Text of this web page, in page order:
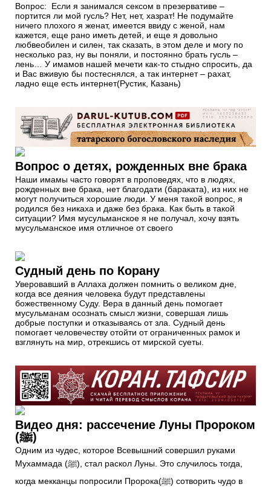
Вопрос: Если я занимался сексом в презервативе –
портится ли мой гусль? Нет, нет, хазрат! Не подумайте
ничего плохого я женат, имеется ввиду с женой, нам
кажется, еще рано иметь детей, и еще я довольно
любвеобилен и силен, так сказать, в этом деле и могу по
несколько раз, ну вы поняли, и постоянно брать гусль –
лень… У имамов нашей мечети как-то стыдно спросить, да
и Вас вживую бы постеснялся, а так интернет – рахат,
ладно еще есть интернет(Рустик, Казань)
Вопрос о детях, рожденных вне брака
Наши имамы часто говорят в проповедях, что в людях,
рожденных вне брака, нет благодати (бараката), из них не
могут получиться хорошие люди. У меня такой вопрос, я
родился без никаха и даже без брака. Как быть в такой
ситуации? Имя мусульманское я не получал, хочу взять
мусульманское имя отличное от своего
Судный день по Корану
Уверовавший в Аллаха должен помнить о великом дне,
когда все деяния человека будут представлены
божественному Суду. Вера в данный день помогает
мусульманам осознать смысл жизни, совершая лишь
добрые поступки и отказываясь от зла. Судный день
помогает человечеству отойти от ограниченных рамок и
взглянуть на мир, отрекшись от мирской суеты.
Видео дня: рассечение Луны Пророком
(ﷺ)
Одним из чудес, которое Всевышний совершил руками
Мухаммада (ﷺ), стал раскол Луны. Это случилось тогда,
когда мекканцы попросили Пророка(ﷺ) сотворить чудо в